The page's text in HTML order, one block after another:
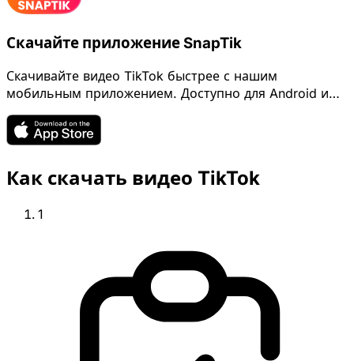
Скачайте приложение SnapTik
Скачивайте видео TikTok быстрее с нашим
мобильным приложением. Доступно для Android и
Как скачать видео TikTok
1